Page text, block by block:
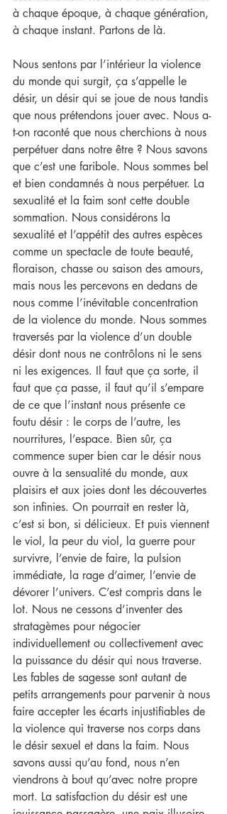
à chaque époque, à chaque génération,
à chaque instant. Partons de là.
Nous sentons par l’intérieur la violence
du monde qui surgit, ça s’appelle le
désir, un désir qui se joue de nous tandis
que nous prétendons jouer avec. Nous a-
t-on raconté que nous cherchions à nous
perpétuer dans notre être ? Nous savons
que c’est une faribole. Nous sommes bel
et bien condamnés à nous perpétuer. La
sexualité et la faim sont cette double
sommation. Nous considérons la
sexualité et l’appétit des autres espèces
comme un spectacle de toute beauté,
floraison, chasse ou saison des amours,
mais nous les percevons en dedans de
nous comme l’inévitable concentration
de la violence du monde. Nous sommes
traversés par la violence d’un double
désir dont nous ne contrôlons ni le sens
ni les exigences. Il faut que ça sorte, il
faut que ça passe, il faut qu’il s’empare
de ce que l’instant nous présente ce
foutu désir : le corps de l’autre, les
nourritures, l’espace. Bien sûr, ça
commence super bien car le désir nous
ouvre à la sensualité du monde, aux
plaisirs et aux joies dont les découvertes
son infinies. On pourrait en rester là,
c’est si bon, si délicieux. Et puis viennent
le viol, la peur du viol, la guerre pour
survivre, l’envie de faire, la pulsion
immédiate, la rage d’aimer, l’envie de
dévorer l’univers. C’est compris dans le
lot. Nous ne cessons d’inventer des
stratagèmes pour négocier
individuellement ou collectivement avec
la puissance du désir qui nous traverse.
Les fables de sagesse sont autant de
petits arrangements pour parvenir à nous
faire accepter les écarts injustifiables de
la violence qui traverse nos corps dans
le désir sexuel et dans la faim. Nous
savons aussi qu’au fond, nous n’en
viendrons à bout qu’avec notre propre
mort. La satisfaction du désir est une